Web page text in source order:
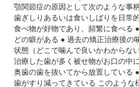
顎関節症の原因として次のような事
歯ぎしりあるいは食いしばりを日常
食べ物が好物であり、頻繁に食べる
どの癖がある ● 過去の矯正治療後の
状態（どこで噛んで良いかわからな
治療した歯が多く被せ物がお口の中
奥歯の歯を抜いてから放置している
歯がすり減ってきている このような